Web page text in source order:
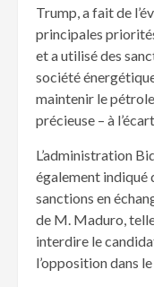
Trump, a fait de
principales
et a utilisé des
société
maintenir le
précieuse – à
L’administration
également indiqué
sanctions en
de M. Maduro,
interdire le
l’opposition dans le